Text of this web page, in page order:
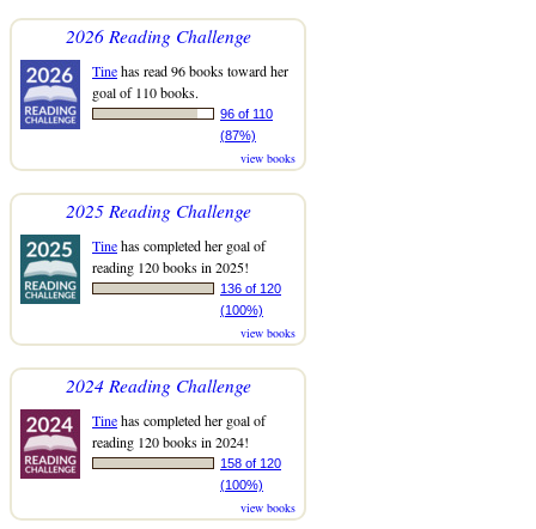
2026 Reading Challenge
Tinehas read 96 books toward her
goal of 110 books.
96 of 110
(87%)
view books
2025 Reading Challenge
Tinehas completed her goal of
reading 120 books in 2025!
136 of 120
(100%)
view books
2024 Reading Challenge
Tinehas completed her goal of
reading 120 books in 2024!
158 of 120
(100%)
view books